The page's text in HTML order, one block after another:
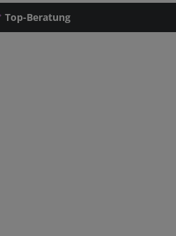
Top-Beratung